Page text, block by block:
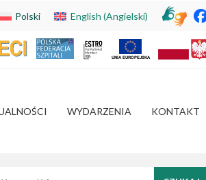
Polski English (Angielski)
WYDARZENIA KONTAKT